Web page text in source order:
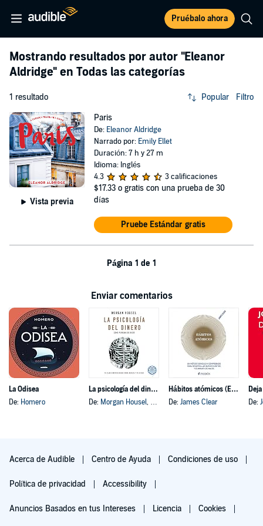
Pruébalo ahora
Mostrando resultados por autor "Eleanor
Aldridge" en Todas las categorías
1 resultado Popular Filtro
Vista previa
Paris
De: Eleanor Aldridge
Narrado por: Emily Ellet
Duración: 7 h y 27 m
Idioma: Inglés
4.3
3 calificaciones
$17.33 o gratis con una prueba de 30
días
Pruebe Estándar gratis
Página 1 de 1
Enviar comentarios
La Odisea
De: Homero
La psicología del dinero
De: Morgan Housel, y otros
Hábitos atómicos (Español neutro)
De: James Clear
De:
Acerca de Audible Centro de Ayuda Condiciones de uso
Política de privacidad Accessibility
Anuncios Basados en tus Intereses Licencia Cookies